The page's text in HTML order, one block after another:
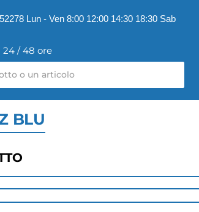
Lun - Ven 8:00 12:00 14:30 18:30 Sab
24 / 48 ore
BLU